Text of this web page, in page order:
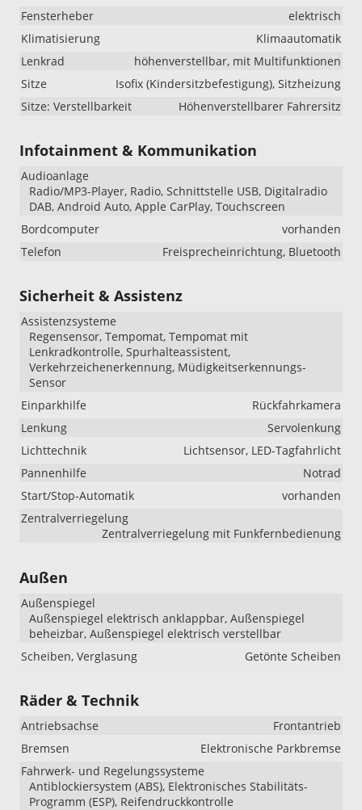
Fensterheber
elektrisch
Klimatisierung
Klimaautomatik
Lenkrad
höhenverstellbar, mit Multifunktionen
Sitze
Isofix (Kindersitzbefestigung), Sitzheizung
Sitze: Verstellbarkeit
Höhenverstellbarer Fahrersitz
Infotainment & Kommunikation
Audioanlage
Radio/MP3-Player, Radio, Schnittstelle USB, Digitalradio
DAB, Android Auto, Apple CarPlay, Touchscreen
Bordcomputer
vorhanden
Telefon
Freisprecheinrichtung, Bluetooth
Sicherheit & Assistenz
Assistenzsysteme
Regensensor, Tempomat, Tempomat mit
Lenkradkontrolle, Spurhalteassistent,
Verkehrzeichenerkennung, Müdigkeitserkennungs-
Sensor
Einparkhilfe
Rückfahrkamera
Lenkung
Servolenkung
Lichttechnik
Lichtsensor, LED-Tagfahrlicht
Pannenhilfe
Notrad
Start/Stop-Automatik
vorhanden
Zentralverriegelung
Zentralverriegelung mit Funkfernbedienung
Außen
Außenspiegel
Außenspiegel elektrisch anklappbar, Außenspiegel
beheizbar, Außenspiegel elektrisch verstellbar
Scheiben, Verglasung
Getönte Scheiben
Räder & Technik
Antriebsachse
Frontantrieb
Bremsen
Elektronische Parkbremse
Fahrwerk- und Regelungssysteme
Antiblockiersystem (ABS), Elektronisches Stabilitäts-
Programm (ESP), Reifendruckkontrolle